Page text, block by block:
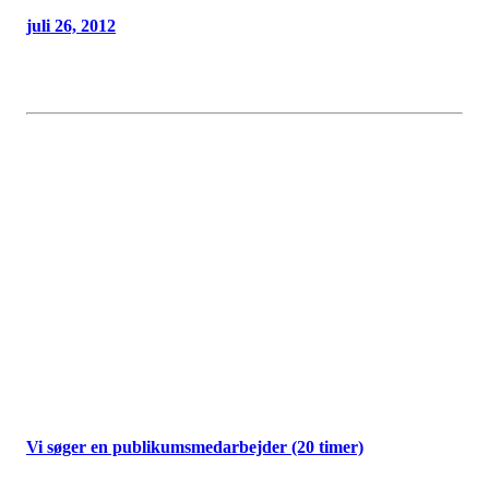
juli 26, 2012
Vi søger en publikumsmedarbejder (20 timer)